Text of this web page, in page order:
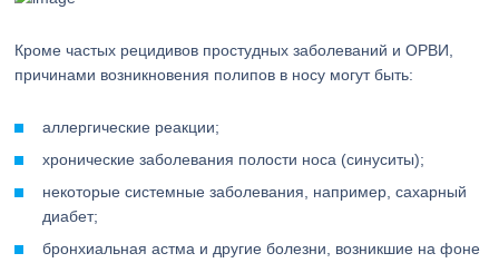
Кроме частых рецидивов простудных заболеваний и ОРВИ,
причинами возникновения полипов в носу могут быть:
аллергические реакции;
хронические заболевания полости носа (синуситы);
некоторые системные заболевания, например, сахарный
диабет;
бронхиальная астма и другие болезни, возникшие на фоне